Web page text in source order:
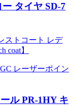
タイヤ SD-7
ストコート レデ
coat】
レーザーポイン
ル PR-1HY キ